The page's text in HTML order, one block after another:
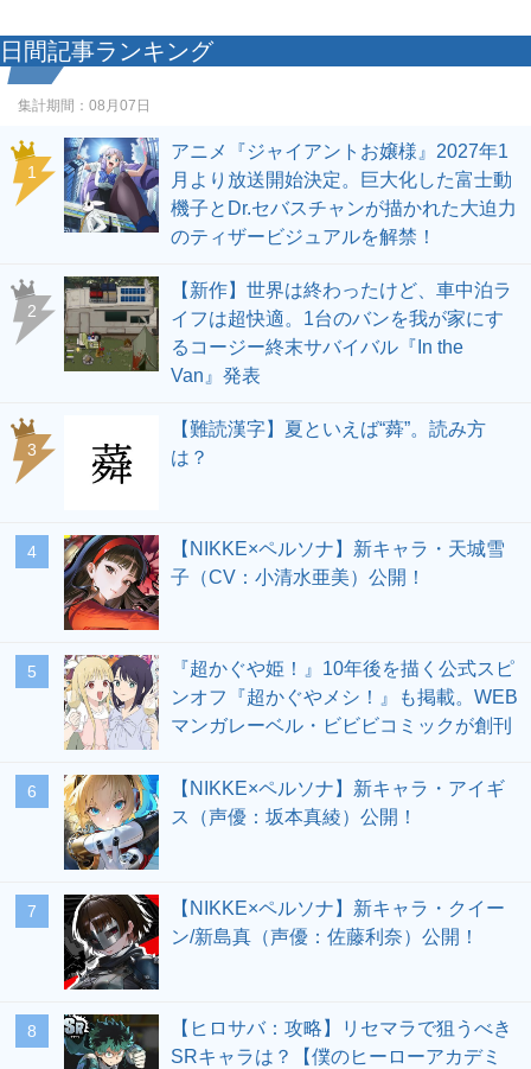
日間記事ランキング
集計期間： 08月07日
1
アニメ『ジャイアントお嬢様』2027年1
月より放送開始決定。巨大化した富士動
機子とDr.セバスチャンが描かれた大迫力
のティザービジュアルを解禁！
2
【新作】世界は終わったけど、車中泊ラ
イフは超快適。1台のバンを我が家にす
るコージー終末サバイバル『In the
Van』発表
3
【難読漢字】夏といえば“蕣”。読み方
は？
4
【NIKKE×ペルソナ】新キャラ・天城雪
子（CV：小清水亜美）公開！
5
『超かぐや姫！』10年後を描く公式スピ
ンオフ『超かぐやメシ！』も掲載。WEB
マンガレーベル・ビビビコミックが創刊
6
【NIKKE×ペルソナ】新キャラ・アイギ
ス（声優：坂本真綾）公開！
7
【NIKKE×ペルソナ】新キャラ・クイー
ン/新島真（声優：佐藤利奈）公開！
8
【ヒロサバ：攻略】リセマラで狙うべき
SRキャラは？【僕のヒーローアカデミ